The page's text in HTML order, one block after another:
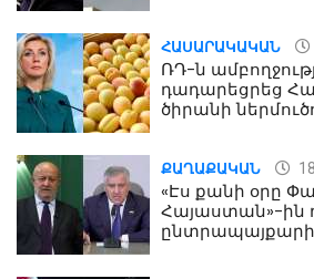
ՀԱՍԱՐԱԿԱԿԱՆ
ՌԴ-ն
դադարեցրեց
ծիրանի
ՔԱՂԱՔԱԿԱՆ
«Էս քանի օրը
Հայաստան»-ին